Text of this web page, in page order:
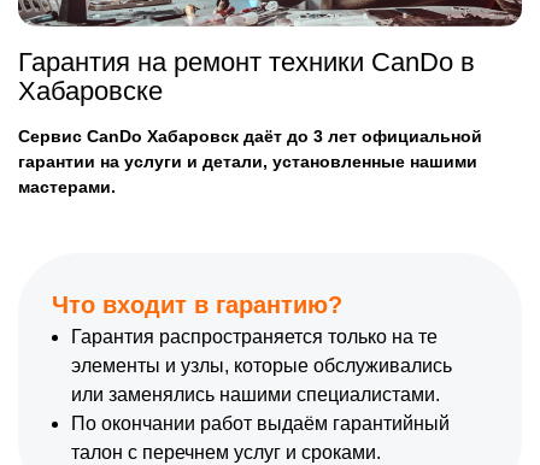
Гарантия на ремонт техники CanDo в
Хабаровске
Сервис CanDo Хабаровск даёт до 3 лет официальной
гарантии на услуги и детали, установленные нашими
мастерами.
Что входит в гарантию?
Гарантия распространяется только на те
элементы и узлы, которые обслуживались
или заменялись нашими специалистами.
По окончании работ выдаём гарантийный
талон с перечнем услуг и сроками.